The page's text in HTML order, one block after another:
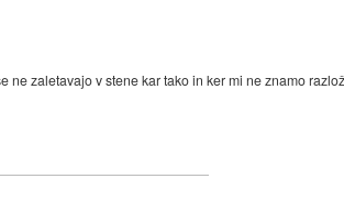
ne zaletavajo v stene kar tako in ker mi ne znamo